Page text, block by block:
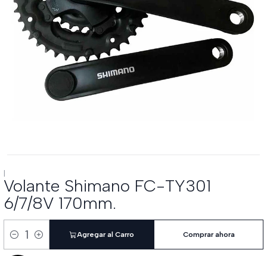
|
Volante Shimano FC-TY301
6/7/8V 170mm.
Cantidad
Agregar al Carro Comprar ahora